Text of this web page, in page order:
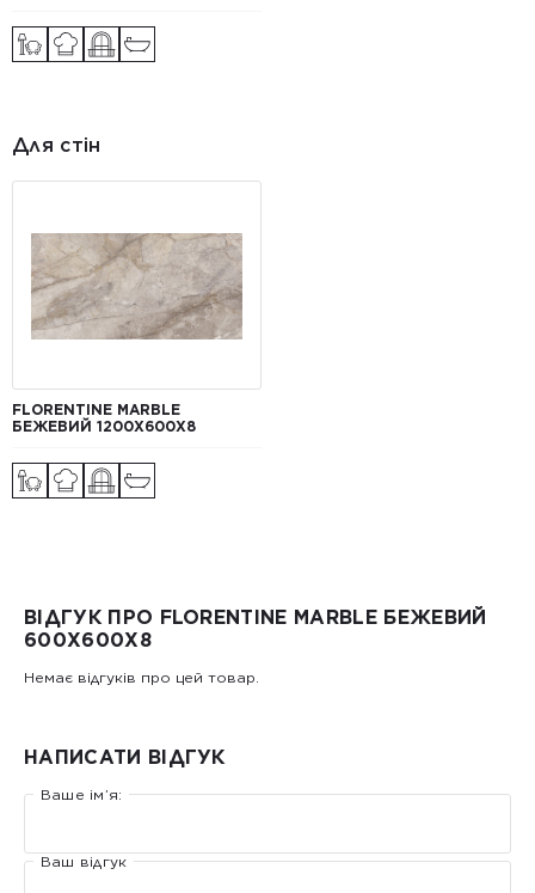
Для стін
FLORENTINE MARBLE
БЕЖЕВИЙ 1200Х600Х8
ВІДГУК ПРО FLORENTINE MARBLE БЕЖЕВИЙ
600Х600Х8
Немає відгуків про цей товар.
НАПИСАТИ ВІДГУК
Ваше ім’я:
Ваш відгук